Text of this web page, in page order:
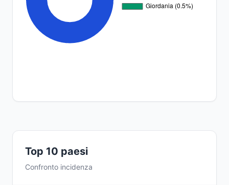
Top 10 paesi
Confronto incidenza